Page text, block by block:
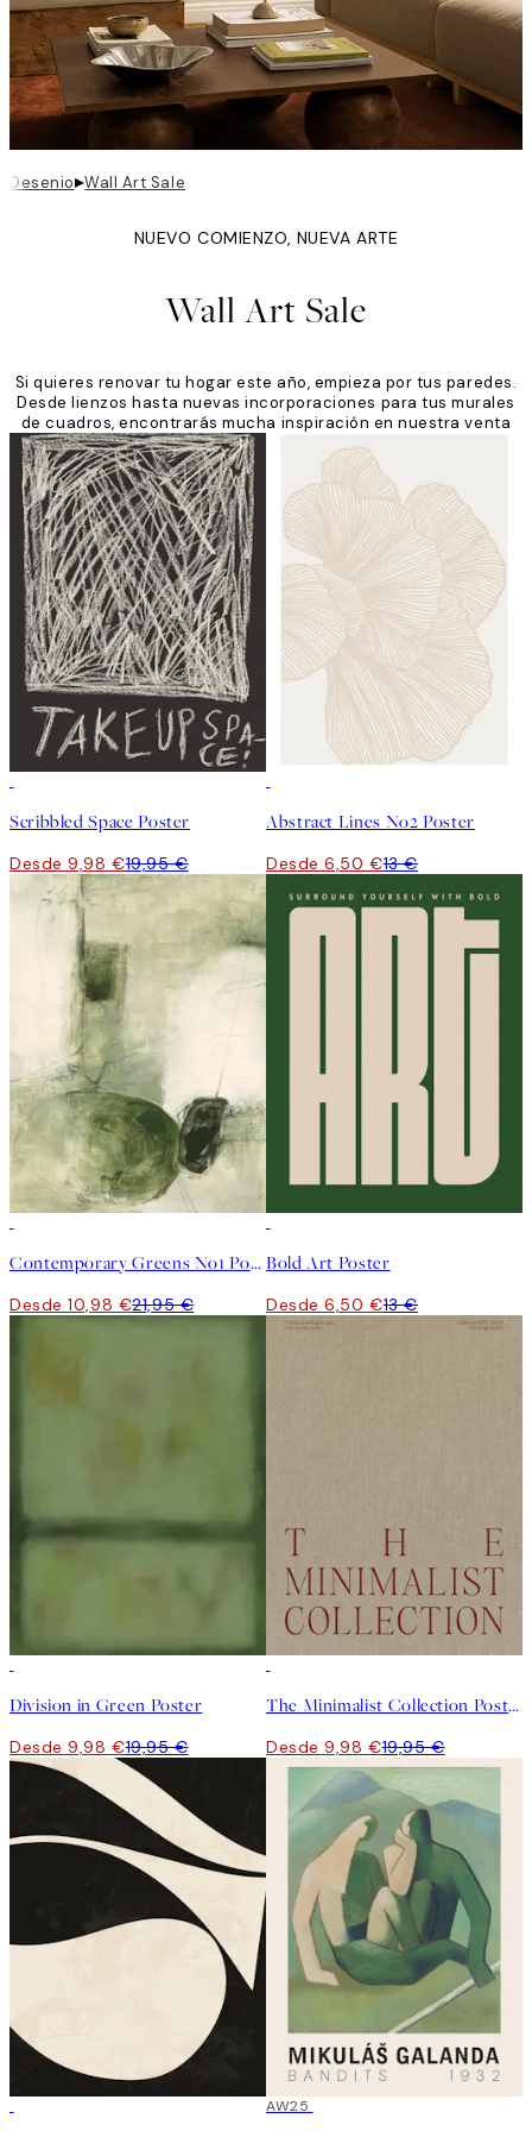
Desenio▸Wall Art Sale
NUEVO COMIENZO, NUEVA ARTE
Wall Art Sale
Si quieres renovar tu hogar este año, empieza por tus paredes.
Desde lienzos hasta nuevas incorporaciones para tus murales
de cuadros, encontrarás mucha inspiración en nuestra venta
Scribbled Space Poster
Desde 9,98 €19,95 €
Abstract Lines No2 Poster
Desde 6,50 €13 €
Contemporary Greens No1 Poster
Desde 10,98 €21,95 €
Bold Art Poster
Desde 6,50 €13 €
Division in Green Poster
Desde 9,98 €19,95 €
The Minimalist Collection Poster
Desde 9,98 €19,95 €
50%*
AW25